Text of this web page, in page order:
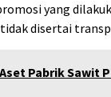
yang
disertai
Pabrik Sawit